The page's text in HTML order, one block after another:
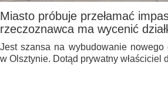
Miasto próbuje przełamać
rzeczoznawca ma wycenić
Jest szansa na wybudowanie nowego
w Olsztynie. Dotąd prywatny właściciel